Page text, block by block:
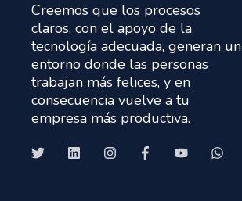
Creemos que los procesos
claros, con el apoyo de la
tecnología adecuada, generan un
entorno donde las personas
trabajan más felices, y en
consecuencia vuelve a tu
empresa más productiva.